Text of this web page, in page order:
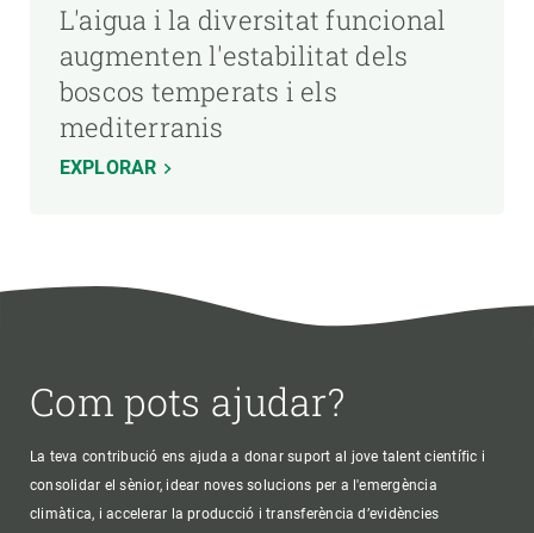
L'aigua i la diversitat funcional
augmenten l'estabilitat dels
boscos temperats i els
mediterranis
EXPLORAR
Com pots ajudar?
La teva contribució ens ajuda a donar suport al jove talent científic i
consolidar el sènior, idear noves solucions per a l'emergència
climàtica, i accelerar la producció i transferència d’evidències